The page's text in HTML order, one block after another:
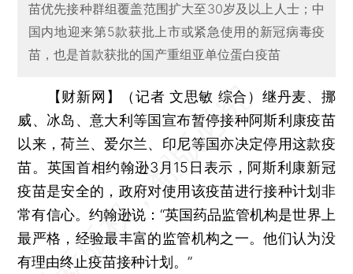
苗优先接种群组覆盖范围扩大至30岁及以上人士；中
国内地迎来第5款获批上市或紧急使用的新冠病毒疫
苗，也是首款获批的国产重组亚单位蛋白疫苗
【财新网】（记者 文思敏 综合） 继丹麦、挪
威、冰岛、意大利等国宣布暂停接种阿斯利康疫苗
以来，荷兰、爱尔兰、印尼等国亦决定停用这款疫
苗。英国首相约翰逊3月15日表示，阿斯利康新冠
疫苗是安全的，政府对使用该疫苗进行接种计划非
常有信心。约翰逊说：“英国药品监管机构是世界上
最严格，经验最丰富的监管机构之一。他们认为没
有理由终止疫苗接种计划。”